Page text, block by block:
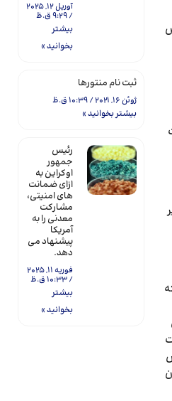
آوریل 12, 2025
9:29 ق.ظ
بیشتر
بخوانید »
ثبت نام منتورها
ژوئن 16, 2021 10:39 ق.ظ
بیشتر بخوانید »
رئیس
جمهور
اوکراین به
ازای ضمانت
های امنیتی،
مشارکت
معدنی را به
آمریکا
پیشنهاد می
دهد.
فوریه 11, 2025
10:33 ق.ظ
بیشتر
بخوانید »